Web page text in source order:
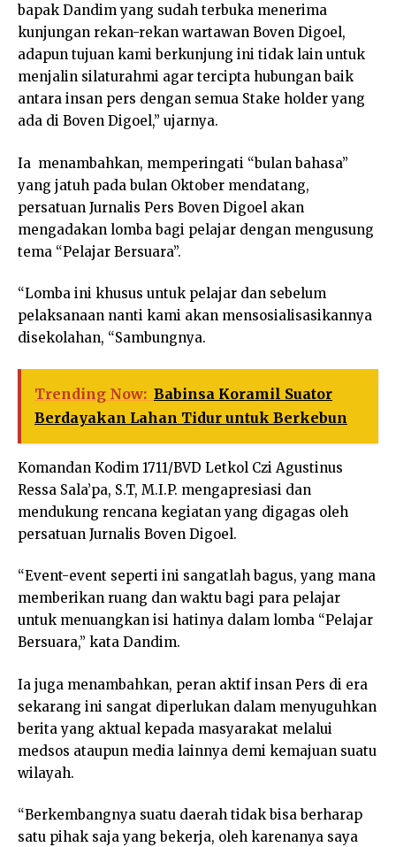
bapak Dandim yang sudah terbuka menerima
kunjungan rekan-rekan wartawan Boven Digoel,
adapun tujuan kami berkunjung ini tidak lain untuk
menjalin silaturahmi agar tercipta hubungan baik
antara insan pers dengan semua Stake holder yang
ada di Boven Digoel,” ujarnya.
Ia menambahkan, memperingati “bulan bahasa”
yang jatuh pada bulan Oktober mendatang,
persatuan Jurnalis Pers Boven Digoel akan
mengadakan lomba bagi pelajar dengan mengusung
tema “Pelajar Bersuara”.
“Lomba ini khusus untuk pelajar dan sebelum
pelaksanaan nanti kami akan mensosialisasikannya
disekolahan, “Sambungnya.
Trending Now: Babinsa Koramil Suator
Berdayakan Lahan Tidur untuk Berkebun
Komandan Kodim 1711/BVD Letkol Czi Agustinus
Ressa Sala’pa, S.T, M.I.P. mengapresiasi dan
mendukung rencana kegiatan yang digagas oleh
persatuan Jurnalis Boven Digoel.
“Event-event seperti ini sangatlah bagus, yang mana
memberikan ruang dan waktu bagi para pelajar
untuk menuangkan isi hatinya dalam lomba “Pelajar
Bersuara,” kata Dandim.
Ia juga menambahkan, peran aktif insan Pers di era
sekarang ini sangat diperlukan dalam menyuguhkan
berita yang aktual kepada masyarakat melalui
medsos ataupun media lainnya demi kemajuan suatu
wilayah.
“Berkembangnya suatu daerah tidak bisa berharap
satu pihak saja yang bekerja, oleh karenanya saya